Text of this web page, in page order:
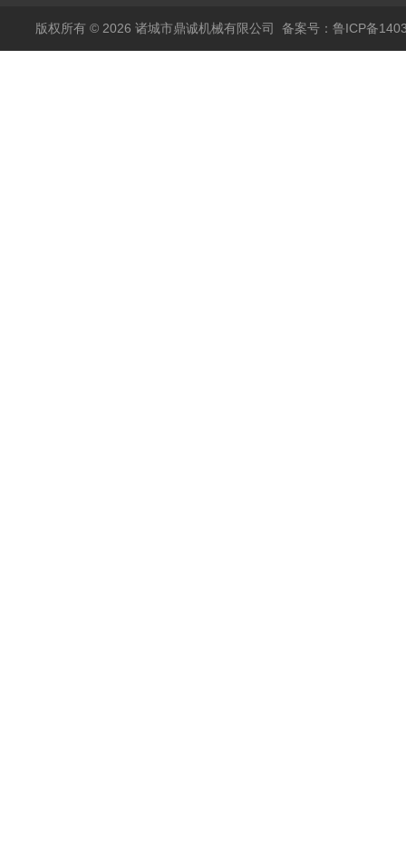
版权所有 © 2026 诸城市鼎诚机械有限公司 备案号：鲁ICP备